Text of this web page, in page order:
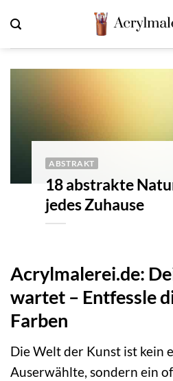
Inhalt
springen
ABSTRAKT
18 abstrakte
jedes Zuhause
Acrylmalerei.de:
wartet – Entfessle
Farben
Die Welt der Kunst ist kein
Auserwählte, sondern ein